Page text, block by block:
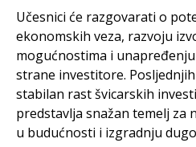
Učesnici će razgovarati o
ekonomskih veza, razvoju
mogućnostima i
strane investitore.
stabilan rast švicarskih
predstavlja snažan temelj za
u budućnosti i izgradnju